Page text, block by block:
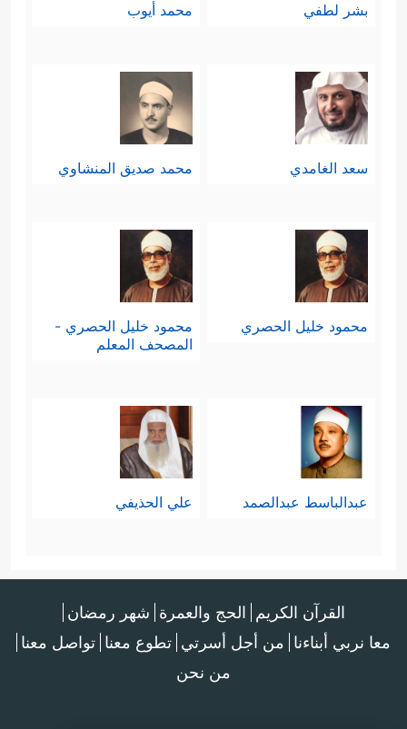
بشر لطفي محمد أيوب
سعد الغامدي محمد صديق المنشاوي
محمود خليل الحصري
محمود خليل الحصري -
المصحف المعلم
عبدالباسط عبدالصمد علي الحذيفي
القرآن الكريم الحج والعمرة شهر رمضان
معا نربي أبناءنا من أجل أسرتي تطوع معنا تواصل معنا
من نحن